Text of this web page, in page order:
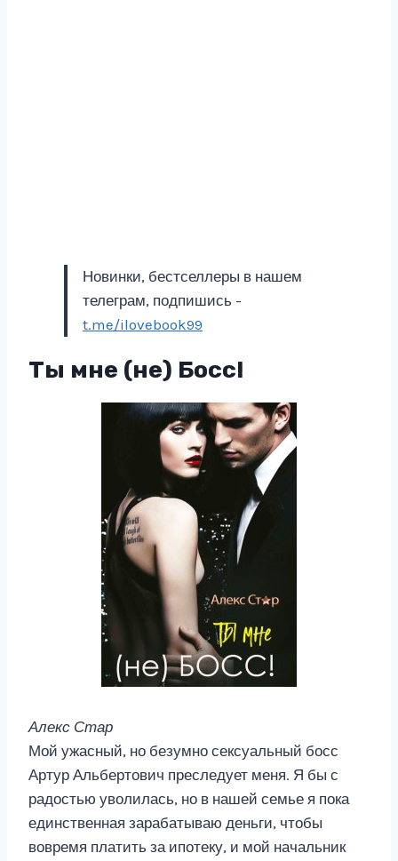
Новинки, бестселлеры в нашем
телеграм, подпишись -
t.me/ilovebook99
Ты мне (не) Босс!
Алекс Стар
Мой ужасный, но безумно сексуальный босс
Артур Альбертович преследует меня. Я бы с
радостью уволилась, но в нашей семье я пока
единственная зарабатываю деньги, чтобы
вовремя платить за ипотеку, и мой начальник